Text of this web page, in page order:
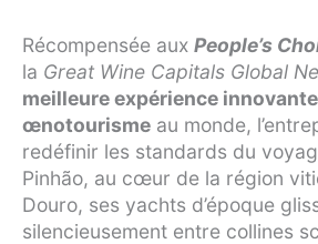
Récompensée aux People’s
la Great Wine Capitals Global
meilleure expérience
œnotourisme au monde,
redéfinir les standards du
Pinhão, au cœur de la région
Douro, ses yachts d’époque
silencieusement entre collines